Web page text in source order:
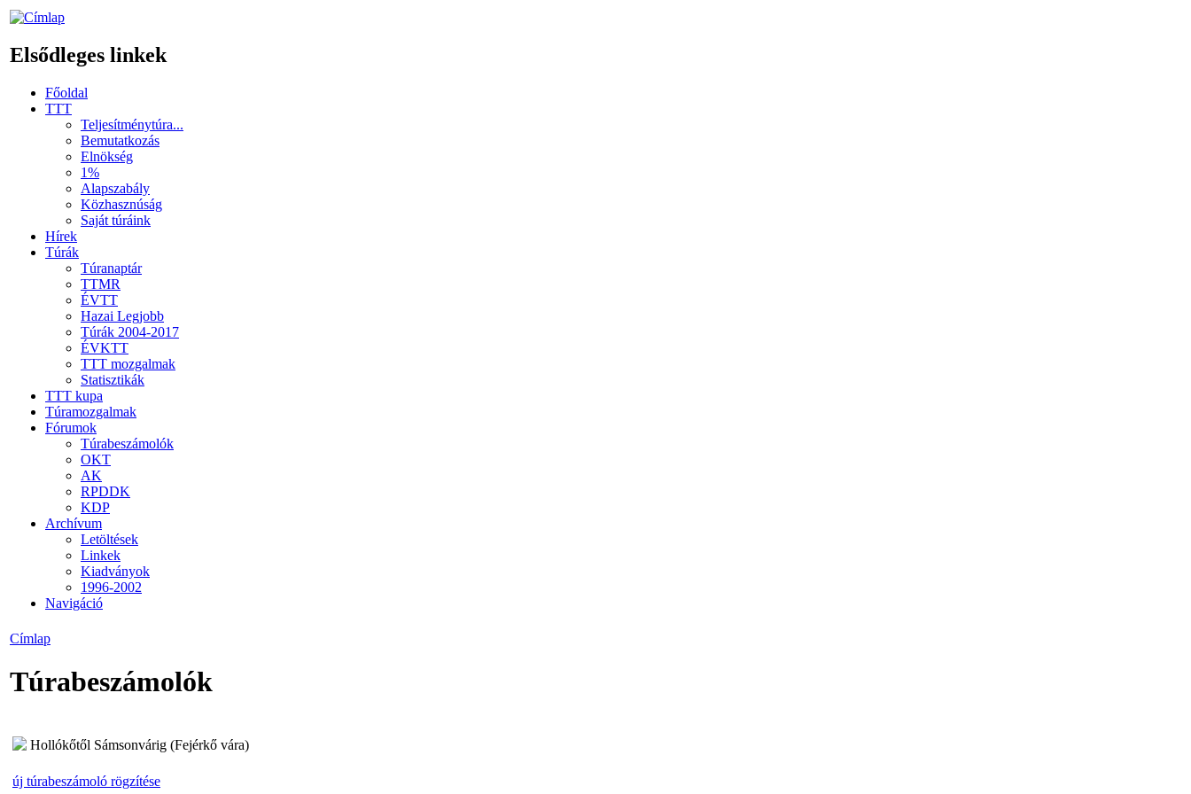
Elsődleges linkek
Főoldal
TTT
Teljesítménytúra...
Bemutatkozás
Elnökség
1%
Alapszabály
Közhasznúság
Saját túráink
Hírek
Túrák
Túranaptár
TTMR
ÉVTT
Hazai Legjobb
Túrák 2004-2017
ÉVKTT
TTT mozgalmak
Statisztikák
TTT kupa
Túramozgalmak
Fórumok
Túrabeszámolók
OKT
AK
RPDDK
KDP
Archívum
Letöltések
Linkek
Kiadványok
1996-2002
Navigáció
Címlap
Túrabeszámolók
Hollókőtől Sámsonvárig (Fejérkő vára)
új túrabeszámoló rögzítése